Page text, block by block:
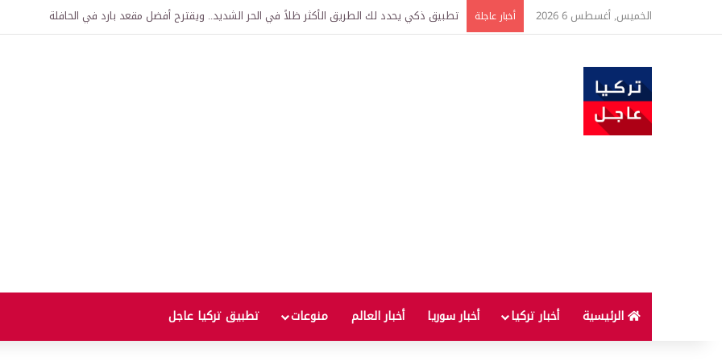
الخميس, أغسطس 6 2026 أخبار عاجلة تركيا وسوريا توقعان اتفاقية لإنشاء “الجامعة السورية التركية” في دمشق.. منح دراسية واعتراف بالشهادات
الرئيسية أخبار تركيا أخبار سوريا أخبار العالم منوعات تطبيق تركيا عاجل